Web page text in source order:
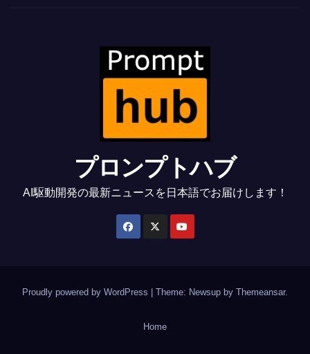
プロンプトハブ
AI駆動開発の最新ニュースを日本語でお届けします！
Proudly powered by WordPress Theme: Newsup by Themeansar.
Home